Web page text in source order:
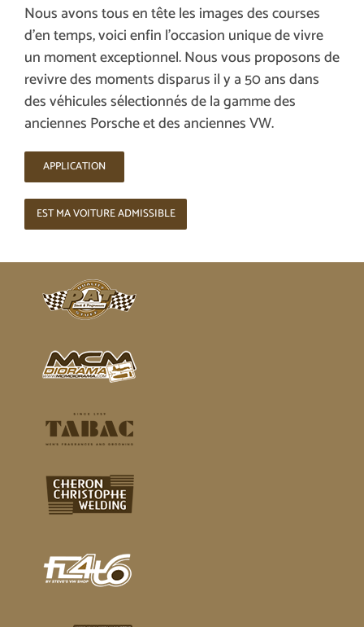
Nous avons tous en tête les images des courses
d’en temps, voici enfin l’occasion unique de vivre
un moment exceptionnel. Nous vous proposons de
revivre des moments disparus il y a 50 ans dans
des véhicules sélectionnés de la gamme des
anciennes Porsche et des anciennes VW.
APPLICATION
EST MA VOITURE ADMISSIBLE